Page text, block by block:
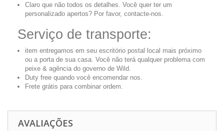
Claro que não todos os detalhes. Você quer ter um
personalizado apertos? Por favor, contacte-nos.
Serviço de transporte:
item entregamos em seu escritório postal local mais próximo
ou a porta de sua casa. Você não terá qualquer problema com
peixe & agência do governo de Wild.
Duty free quando você encomendar nos.
Frete grátis para combinar ordem.
AVALIAÇÕES